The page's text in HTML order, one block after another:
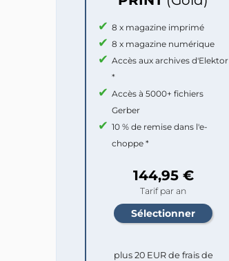
8 x magazine imprimé
8 x magazine numérique
Accès aux archives d'Elektor
*
Accès à 5000+ fichiers
Gerber
10 % de remise dans l'e-
choppe *
144,95 €
Tarif par an
plus 20 EUR de frais de